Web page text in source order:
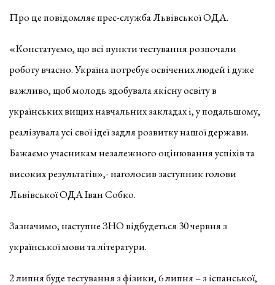
Про це повідомляє прес-служба Львівської ОДА.
«Констатуємо, що всі пункти тестування розпочали
роботу вчасно. Україна потребує освічених людей і дуже
важливо, щоб молодь здобувала якісну освіту в
українських вищих навчальних закладах і, у подальшому,
реалізувала усі свої ідеї задля розвитку нашої держави.
Бажаємо учасникам незалежного оцінювання успіхів та
високих результатів»,- наголосив заступник голови
Львівської ОДА Іван Собко.
Зазначимо, наступне ЗНО відбудеться 30 червня з
української мови та літератури.
2 липня буде тестування з фізики, 6 липня – з іспанської,